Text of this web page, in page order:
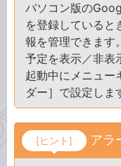
パソコン版の
を登録していると
報を管理できます
予定を表示／非表
起動中にメニュー
ダー］で設定しま
[ヒント] アラ